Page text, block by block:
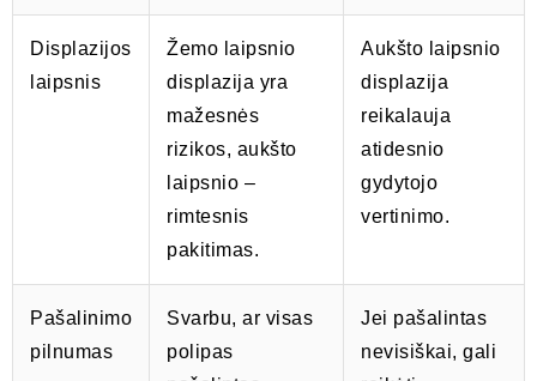
Displazijos
laipsnis
Žemo laipsnio
displazija yra
mažesnės
rizikos, aukšto
laipsnio –
rimtesnis
pakitimas.
Aukšto laipsnio
displazija
reikalauja
atidesnio
gydytojo
vertinimo.
Pašalinimo
pilnumas
Svarbu, ar visas
polipas
Jei pašalintas
nevisiškai, gali